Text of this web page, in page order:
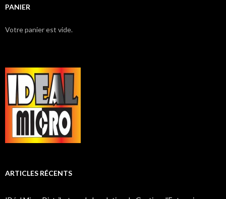
PANIER
Votre panier est vide.
ARTICLES RÉCENTS